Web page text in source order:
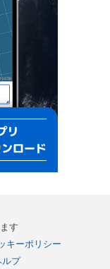
す
キーポリシー
ルプ